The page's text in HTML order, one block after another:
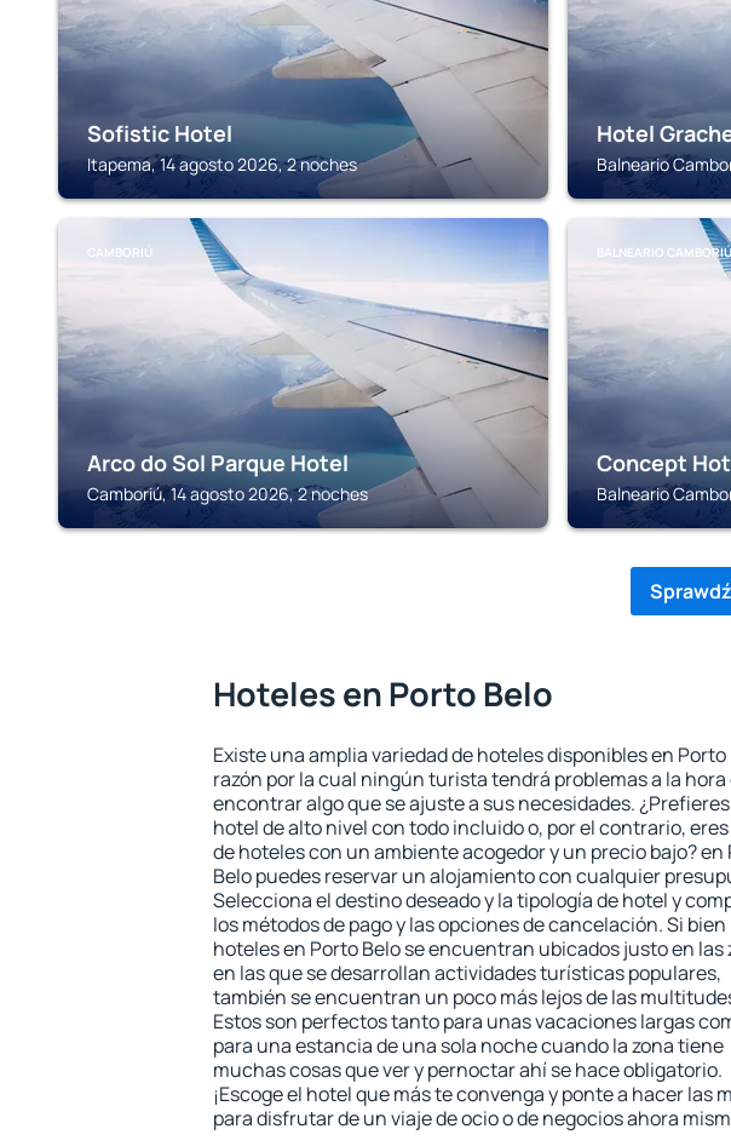
Sofistic Hotel
Itapema, 14 agosto 2026, 2 noches
Hotel
Balneario
CAMBORIÚ
Arco do Sol Parque Hotel
Camboriú, 14 agosto 2026, 2 noches
BALNEARIO
Concept
Balneario
Hoteles en Porto Belo
Existe una amplia variedad de hoteles disponibles en Porto
razón por la cual ningún turista tendrá problemas a la hora
encontrar algo que se ajuste a sus necesidades.
hotel de alto nivel con todo incluido o, por el contrario,
de hoteles con un ambiente acogedor y un precio bajo? en
Belo puedes reservar un alojamiento con cualquier
Selecciona el destino deseado y la tipología de hotel y
los métodos de pago y las opciones de cancelación. Si bien
hoteles en Porto Belo se encuentran ubicados justo en las
en las que se desarrollan actividades turísticas populares,
también se encuentran un poco más lejos de las
Estos son perfectos tanto para unas vacaciones largas
para una estancia de una sola noche cuando la zona tiene
muchas cosas que ver y pernoctar ahí se hace obligatorio.
¡Escoge el hotel que más te convenga y ponte a hacer las
para disfrutar de un viaje de ocio o de negocios ahora